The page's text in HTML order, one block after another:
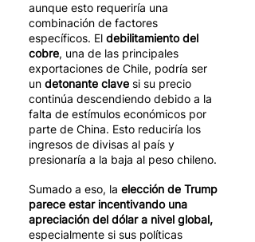
aunque esto requeriría una
combinación de factores
específicos. El debilitamiento del
cobre, una de las principales
exportaciones de Chile, podría ser
un detonante clave si su precio
continúa descendiendo debido a la
falta de estímulos económicos por
parte de China. Esto reduciría los
ingresos de divisas al país y
presionaría a la baja al peso chileno.
Sumado a eso, la elección de Trump
parece estar incentivando una
apreciación del dólar a nivel global,
especialmente si sus políticas